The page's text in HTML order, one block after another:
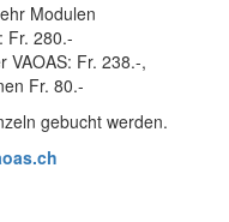
Modulen
Fr. 280.-
VAOAS: Fr. 238.-,
Fr. 80.-
gebucht werden.